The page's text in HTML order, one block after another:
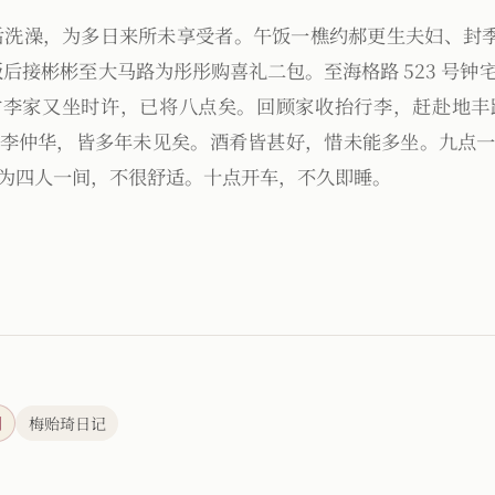
澡，为多日来所未享受者。午饭一樵约郝更生夫妇、封
接彬彬至大马路为彤彤购喜礼二包。至海格路 523 号钟
家又坐时许，已将八点矣。回顾家收抬行李，赶赴地
仲华，皆多年未见矣。酒肴皆甚好，惜未能多坐。九点
四人一间，不很舒适。十点开车，不久即睡。
梅贻琦日记